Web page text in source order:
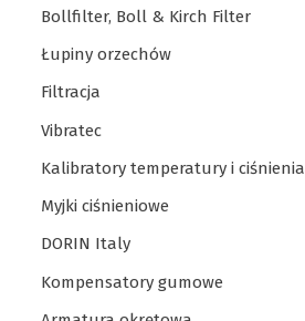
Bollfilter, Boll & Kirch Filter
Łupiny orzechów
Filtracja
Vibratec
Kalibratory temperatury i ciśnienia
Myjki ciśnieniowe
DORIN Italy
Kompensatory gumowe